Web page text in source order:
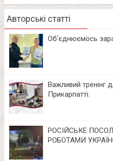
Авторські статті
Об‘єднюємось
Важливий тренінг
Прикарпатті.
РОСІЙСЬКЕ
РОБОТАМИ